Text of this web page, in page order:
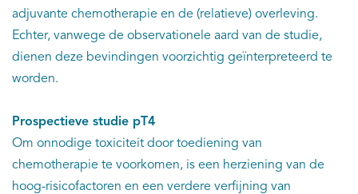
adjuvante chemotherapie en de (relatieve) overleving.
Echter, vanwege de observationele aard van de studie,
dienen deze bevindingen voorzichtig geïnterpreteerd te
worden.
Prospectieve studie pT4
Om onnodige toxiciteit door toediening van
chemotherapie te voorkomen, is een herziening van de
hoog-risicofactoren en een verdere verfijning van